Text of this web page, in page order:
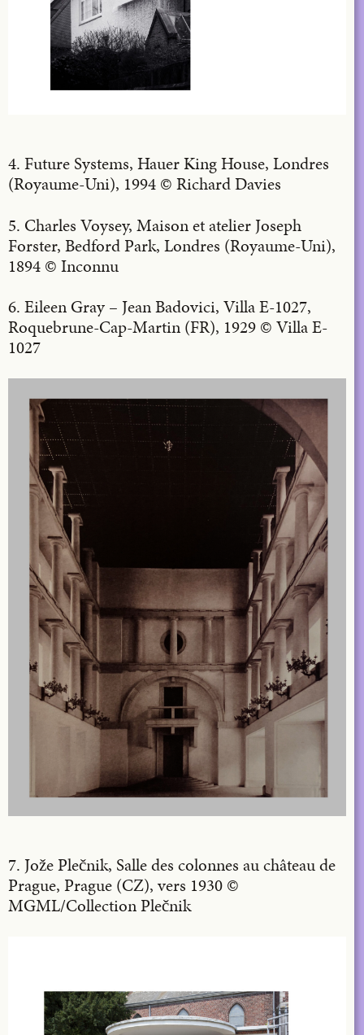
4. Future Systems, Hauer King House, Londres
(Royaume-Uni), 1994 © Richard Davies
5. Charles Voysey, Maison et atelier Joseph
Forster, Bedford Park, Londres (Royaume-Uni),
1894 © Inconnu
6. Eileen Gray – Jean Badovici, Villa E-1027,
Roquebrune-Cap-Martin (FR), 1929 © Villa E-
1027
7. Jože Plečnik, Salle des colonnes au château de
Prague, Prague (CZ), vers 1930 ©
MGML/Collection Plečnik